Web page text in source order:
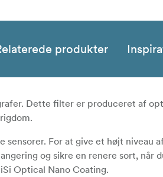
produkter
Dette filter er produceret af
For at give et højt niveau
og sikre en renere sort, når
Optical Nano Coating.